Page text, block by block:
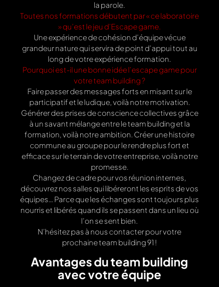
la parole.
Toutes nos formations débutent par « ce laboratoire
» qu’est le jeu d’Escape game.
Une expérience de cohésion d’équipe vécue
grandeur nature qui servira de point d’appui tout au
long de votre expérience formation.
Pourquoi est-il une bonne idée l’escape game pour
votre team building ?
Faire passer des messages forts en misant sur le
participatif et le ludique, voilà notre motivation.
Générer des prises de conscience collectives grâce
à un savant mélange entre le team building et la
formation, voilà notre ambition. Créer une histoire
commune au groupe pour le rendre plus fort et
efficace sur le terrain de votre entreprise, voilà notre
promesse.
Changez de cadre pour vos réunion internes,
découvrez nos salles qui libéreront les esprits de vos
équipes… Parce que les échanges sont toujours plus
nourris et libérés quand ils se passent dans un lieu où
l’on se sent bien.
N’hésitez pas à nous contacter pour votre
prochaine team building 91 !
Avantages du team building
avec votre équipe